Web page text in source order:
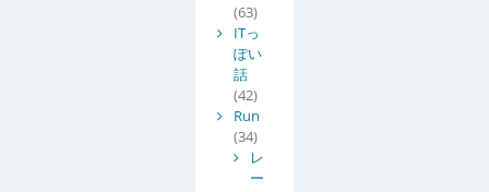
(63)
ITっ
ぽい
話
(42)
Run
(34)
レ
ー